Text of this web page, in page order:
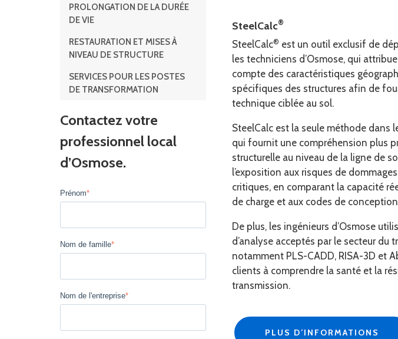
PROLONGATION DE LA DURÉE
DE VIE
RESTAURATION ET MISES À
NIVEAU DE STRUCTURE
SERVICES POUR LES POSTES
DE TRANSFORMATION
Contactez votre
professionnel local
d’Osmose.
Prénom*
Nom de famille*
Nom de l'entreprise*
SteelCalc®
SteelCalc® est un outil exclusif de
les techniciens d’Osmose, qui
compte des caractéristiques
spécifiques des structures afin de
technique ciblée au sol.
SteelCalc est la seule méthode dans
qui fournit une compréhension plus
structurelle au niveau de la ligne de
l’exposition aux risques de
critiques, en comparant la capacité
de charge et aux codes de
De plus, les ingénieurs d’Osmose
d’analyse acceptés par le secteur du
notamment PLS-CADD, RISA-3D et
clients à comprendre la santé et la
transmission.
PLUS D’INFORMATIONS